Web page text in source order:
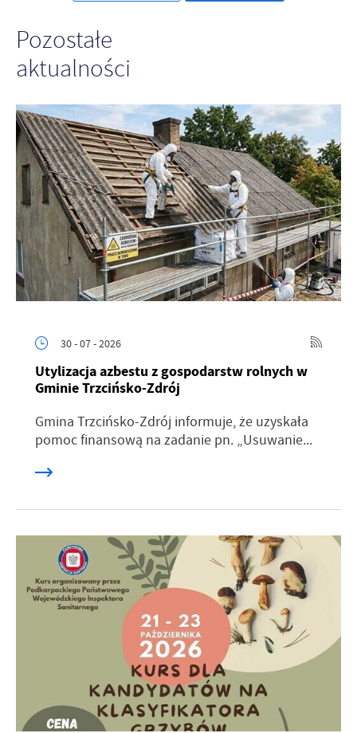
Pozostałe
aktualności
30 - 07 - 2026
Utylizacja azbestu z gospodarstw rolnych w
Gminie Trzcińsko-Zdrój
Gmina Trzcińsko-Zdrój informuje, że uzyskała
pomoc finansową na zadanie pn. „Usuwanie...